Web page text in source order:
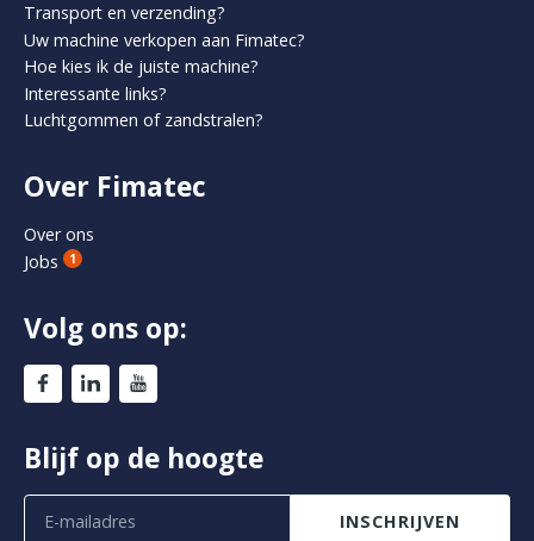
Transport en verzending?
Uw machine verkopen aan Fimatec?
Hoe kies ik de juiste machine?
Interessante links?
Luchtgommen of zandstralen?
Over Fimatec
Over ons
Jobs
1
Volg ons op:
Blijf op de hoogte
INSCHRIJVEN